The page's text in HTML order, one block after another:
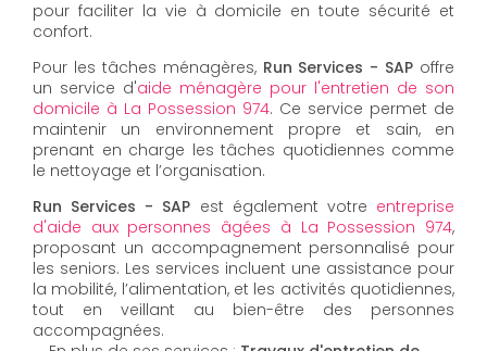
pour faciliter la vie à domicile en toute sécurité et
confort.
Pour les tâches ménagères, Run Services - SAP offre
un service d'aide ménagère pour l'entretien de son
domicile à La Possession 974. Ce service permet de
maintenir un environnement propre et sain, en
prenant en charge les tâches quotidiennes comme
le nettoyage et l’organisation.
Run Services - SAP est également votre entreprise
d'aide aux personnes âgées à La Possession 974,
proposant un accompagnement personnalisé pour
les seniors. Les services incluent une assistance pour
la mobilité, l’alimentation, et les activités quotidiennes,
tout en veillant au bien-être des personnes
accompagnées.